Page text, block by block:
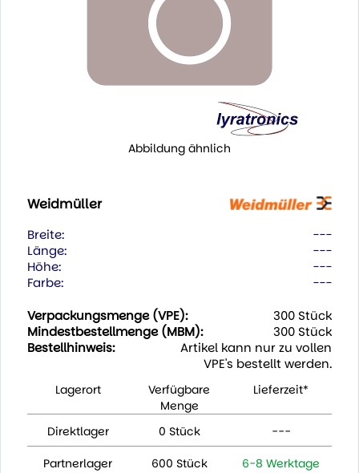
Abbildung ähnlich
Weidmüller
Breite:
---
Länge:
---
Höhe:
---
Farbe:
---
Verpackungsmenge (VPE):
300 Stück
Mindestbestellmenge (MBM):
300 Stück
Bestellhinweis:
Artikel kann nur zu vollen
VPE's bestellt werden.
Lagerort
Verfügbare
Menge
Lieferzeit*
Direktlager 0 Stück ---
Partnerlager 600 Stück 6-8 Werktage